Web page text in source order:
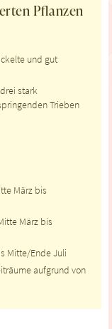
Pflanzen
und gut
stark
Trieben
März bis
März bis
Mitte/Ende Juli
aufgrund von